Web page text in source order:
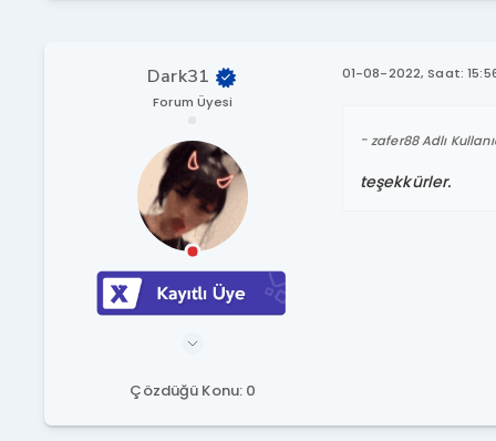
Dark31
Forum Üyesi
Çözdüğü Konu: 0
01-08-2022, Saat:
zafer88 Adlı
teşekkürler.